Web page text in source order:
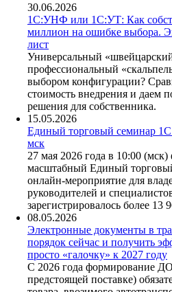
30.06.2026
1С:УНФ или 1С:УТ: Как
миллион на ошибке выбора.
лист
Универсальный
профессиональный
выбором конфигурации?
стоимость внедрения и даем
решения для собственника.
15.05.2026
Единый торговый семинар 1С
мск
27 мая 2026 года в 10:00
масштабный Единый
онлайн-мероприятие для
руководителей и
зарегистрировалось более 13
08.05.2026
Электронные документы в
порядок сейчас и получить
просто «галочку» к 2027 году
С 2026 года формирование
предстоящей поставке)